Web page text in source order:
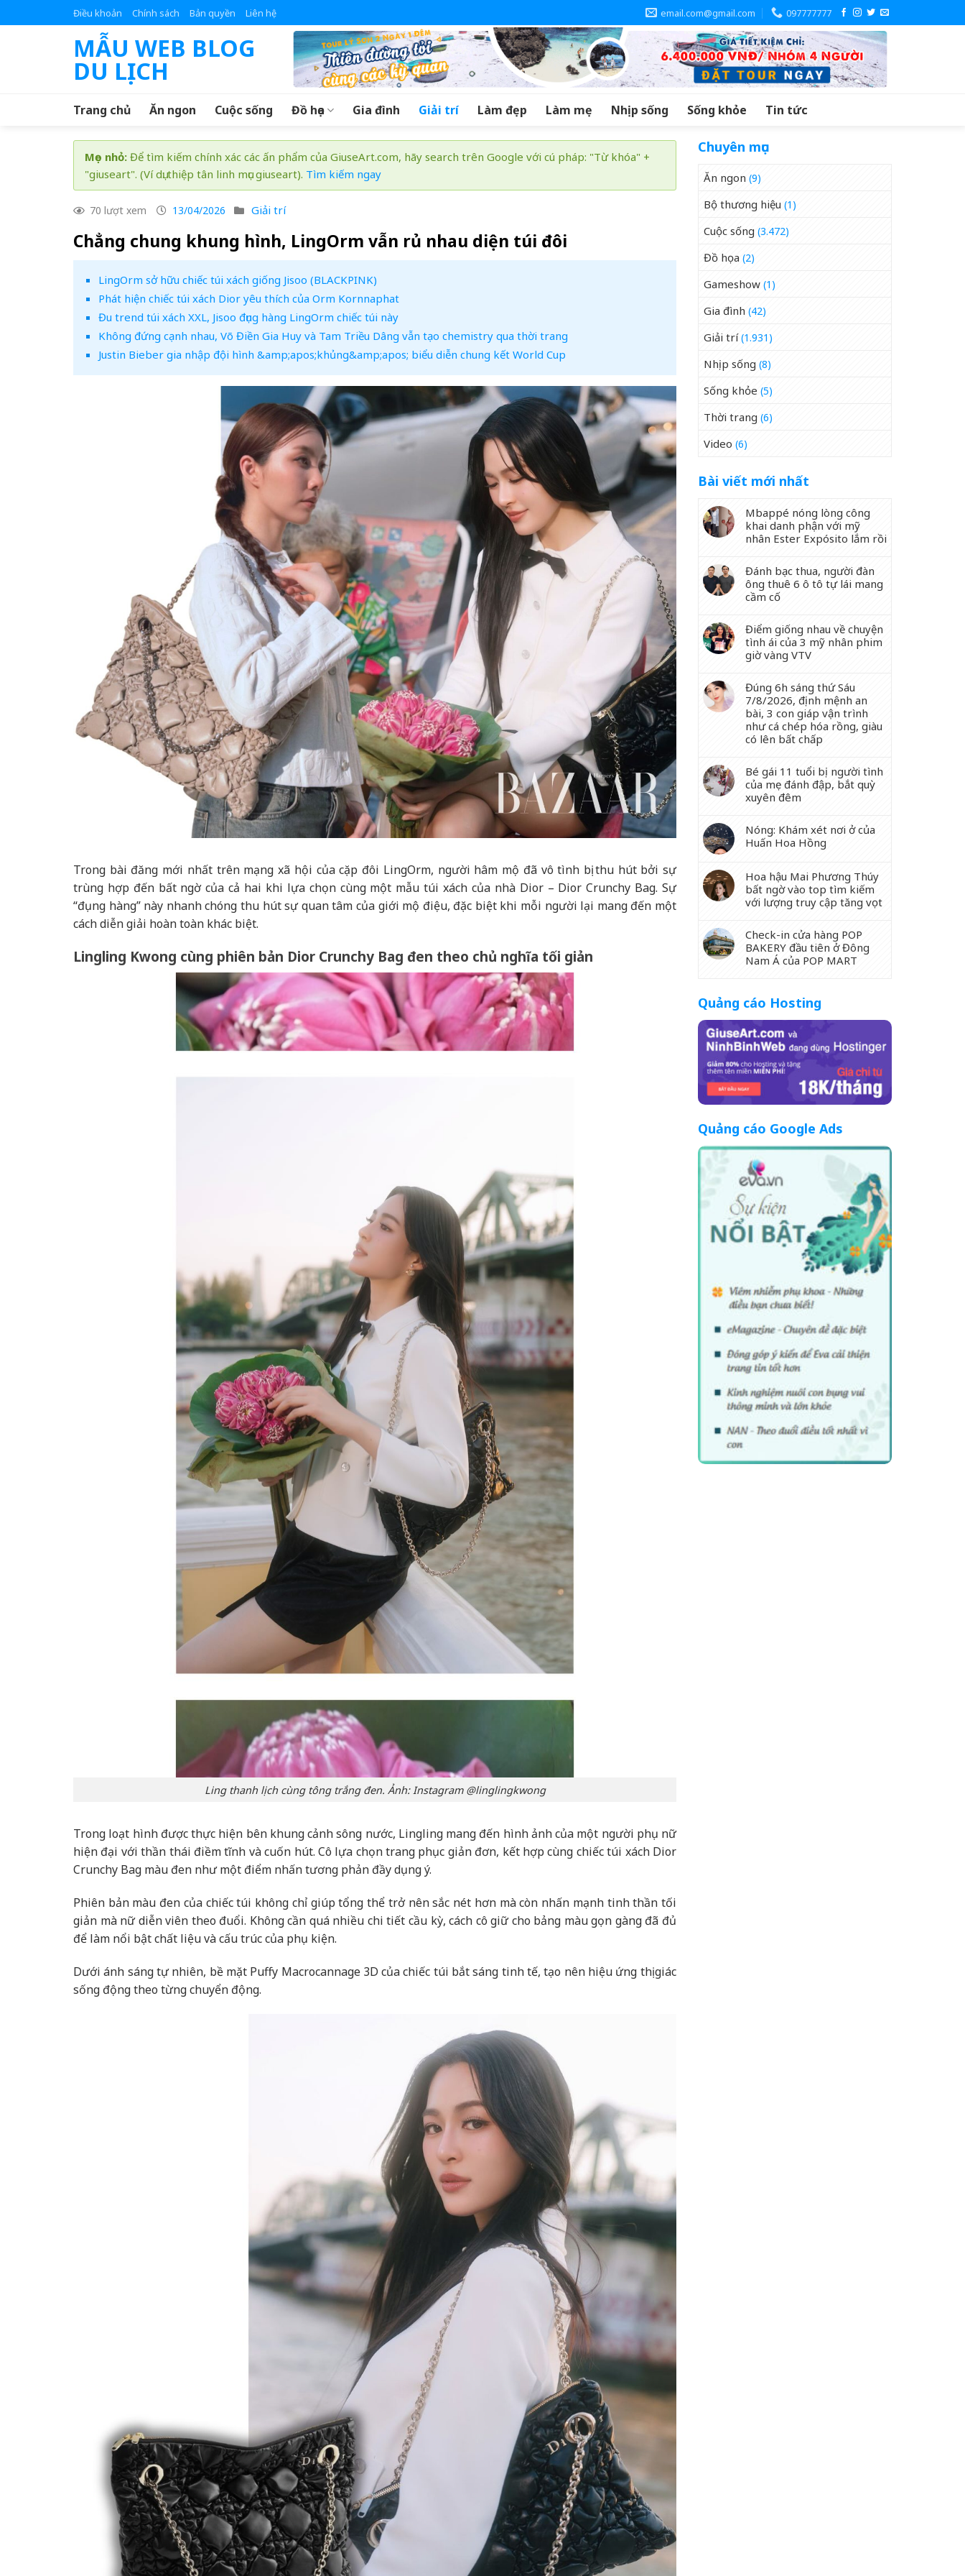
to
Điều khoản Chính sách Bản quyền Liên hệ email.com@gmail.com 097777777
MẪU WEB BLOG
DU LỊCH
Trang chủ Ăn ngon Cuộc sống Đồ họa Gia đình Giải trí Làm đẹp Làm mẹ Nhịp sống Sống khỏe Tin tức
Mẹo nhỏ: Để tìm kiếm chính xác các ấn phẩm của GiuseArt.com, hãy search trên Google với cú pháp: "Từ khóa" +
"giuseart". (Ví dụ: thiệp tân linh mục giuseart). Tìm kiếm ngay
70 lượt xem 13/04/2026 Giải trí
Chẳng chung khung hình, LingOrm vẫn rủ nhau diện túi đôi
LingOrm sở hữu chiếc túi xách giống Jisoo (BLACKPINK)
Phát hiện chiếc túi xách Dior yêu thích của Orm Kornnaphat
Đu trend túi xách XXL, Jisoo đụng hàng LingOrm chiếc túi này
Không đứng cạnh nhau, Võ Điền Gia Huy và Tam Triều Dâng vẫn tạo chemistry qua thời trang
Justin Bieber gia nhập đội hình &amp;apos;khủng&amp;apos; biểu diễn chung kết World Cup
Trong bài đăng mới nhất trên mạng xã hội của cặp đôi LingOrm, người hâm mộ đã vô tình bị thu hút bởi sự
trùng hợp đến bất ngờ của cả hai khi lựa chọn cùng một mẫu túi xách của nhà Dior – Dior Crunchy Bag. Sự
“đụng hàng” này nhanh chóng thu hút sự quan tâm của giới mộ điệu, đặc biệt khi mỗi người lại mang đến một
cách diễn giải hoàn toàn khác biệt.
Lingling Kwong cùng phiên bản Dior Crunchy Bag đen theo chủ nghĩa tối giản
Ling thanh lịch cùng tông trắng đen. Ảnh: Instagram @linglingkwong
Trong loạt hình được thực hiện bên khung cảnh sông nước, Lingling mang đến hình ảnh của một người phụ nữ
hiện đại với thần thái điềm tĩnh và cuốn hút. Cô lựa chọn trang phục giản đơn, kết hợp cùng chiếc túi xách Dior
Crunchy Bag màu đen như một điểm nhấn tương phản đầy dụng ý.
Phiên bản màu đen của chiếc túi không chỉ giúp tổng thể trở nên sắc nét hơn mà còn nhấn mạnh tinh thần tối
giản mà nữ diễn viên theo đuổi. Không cần quá nhiều chi tiết cầu kỳ, cách cô giữ cho bảng màu gọn gàng đã đủ
để làm nổi bật chất liệu và cấu trúc của phụ kiện.
Dưới ánh sáng tự nhiên, bề mặt Puffy Macrocannage 3D của chiếc túi bắt sáng tinh tế, tạo nên hiệu ứng thị giác
sống động theo từng chuyển động.
Chuyên mục
Ăn ngon (9)
Bộ thương hiệu (1)
Cuộc sống (3.472)
Đồ họa (2)
Gameshow (1)
Gia đình (42)
Giải trí(1.931)
Nhịp sống (8)
Sống khỏe (5)
Thời trang (6)
Video (6)
Bài viết mới nhất
Mbappé nóng lòng công
khai danh phận với mỹ
nhân Ester Expósito lắm rồi
Đánh bạc thua, người đàn
ông thuê 6 ô tô tự lái mang
cầm cố
Điểm giống nhau về chuyện
tình ái của 3 mỹ nhân phim
giờ vàng VTV
Đúng 6h sáng thứ Sáu
7/8/2026, định mệnh an
bài, 3 con giáp vận trình
như cá chép hóa rồng, giàu
có lên bất chấp
Bé gái 11 tuổi bị người tình
của mẹ đánh đập, bắt quỳ
xuyên đêm
Nóng: Khám xét nơi ở của
Huấn Hoa Hồng
Hoa hậu Mai Phương Thúy
bất ngờ vào top tìm kiếm
với lượng truy cập tăng vọt
Check-in cửa hàng POP
BAKERY đầu tiên ở Đông
Nam Á của POP MART
Quảng cáo Hosting
Quảng cáo Google Ads